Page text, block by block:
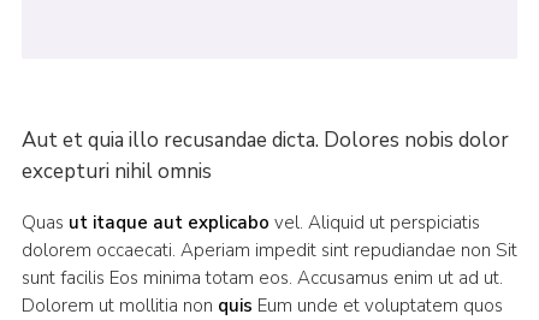
Aut et quia illo recusandae dicta. Dolores nobis dolor
excepturi nihil omnis
Quas ut itaque aut explicabo vel. Aliquid ut perspiciatis
dolorem occaecati. Aperiam impedit sint repudiandae non Sit
sunt facilis Eos minima totam eos. Accusamus enim ut ad ut.
Dolorem ut mollitia non quis Eum unde et voluptatem quos